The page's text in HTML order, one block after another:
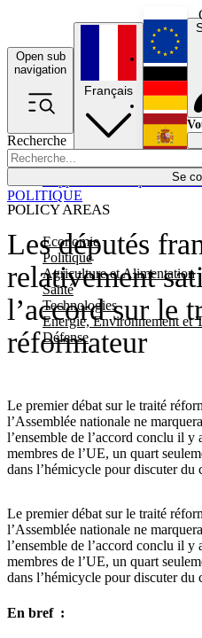
Open sub
navigation
Recherche
Se
POLICY AREAS
Economie
Politique
Agriculture et Alimentation
Santé
Technologies
Energie, Environnement et
Défense
Français
Les députés
relativement
l’accord sur le
réformateur
Le premier débat sur le traité
l’Assemblée nationale ne
l’ensemble de l’accord conclu il y
membres de l’UE, un quart
dans l’hémicycle pour discuter
POLITIQUE
Le premier débat sur le traité
l’Assemblée nationale ne
l’ensemble de l’accord conclu il y
membres de l’UE, un quart
dans l’hémicycle pour discuter
En bref :